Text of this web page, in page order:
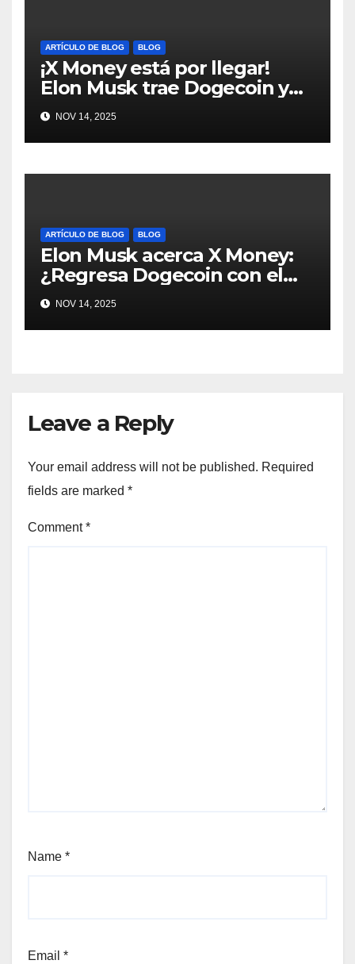
ARTÍCULO DE BLOG BLOG
¡X Money está por llegar!
Elon Musk trae Dogecoin y
más al mundo de pagos
#Crypto #Dogecoin
NOV 14, 2025
ARTÍCULO DE BLOG BLOG
Elon Musk acerca X Money:
¿Regresa Dogecoin con el
nuevo pago nativo? #Cripto
#Dogecoin
NOV 14, 2025
Leave a Reply
Your email address will not be published. Required
fields are marked *
Comment*
Name *
Email *